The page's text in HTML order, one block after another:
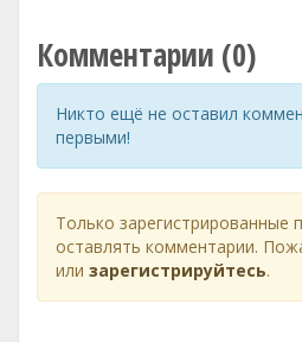
Комментарии (0)
Никто ещё не оставил
первыми!
Только зарегистрированные
оставлять комментарии.
или зарегистрируйтесь.